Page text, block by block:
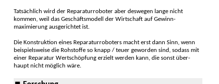
Tatsächlich wird der Reparatur­roboter aber des­wegen lange nicht
kommen, weil das Geschäfts­modell der Wirt­schaft auf Gewinn­
maximierung ausge­richtet ist.
Die Konstruktion eines Reparatur­robo­ters macht erst dann Sinn, wenn
beispiels­weise die Roh­stoffe so knapp / teuer geworden sind, sodass mit
einer Reparatur Wert­schöpfung erzielt werden kann, die sonst über­
haupt nicht mög­lich wäre.